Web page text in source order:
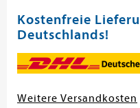
Kostenfreie
Deutschlands!
Weitere Versandkosten